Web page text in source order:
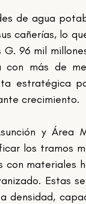
de agua
cañerías, lo
G. 96 mil
con más de
estratégica
crecimiento.
y Área
los tramos
materiales
Estas
densidad,